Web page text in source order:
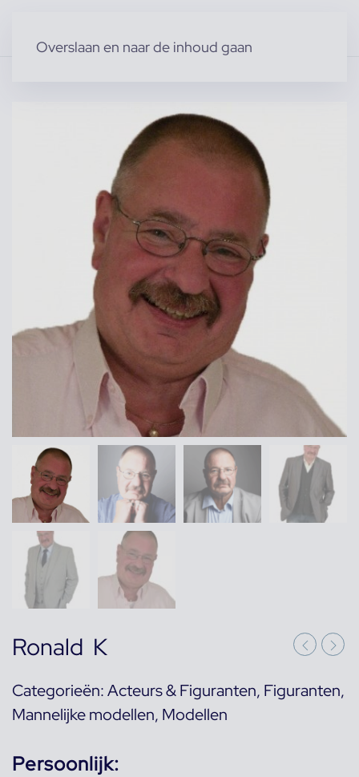
Overslaan en naar de inhoud gaan
Ronald K
Categorieën:Acteurs & Figuranten, Figuranten,
Mannelijke modellen, Modellen
Persoonlijk: